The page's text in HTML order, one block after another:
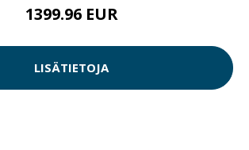
1399.96 EUR
LISÄTIETOJA